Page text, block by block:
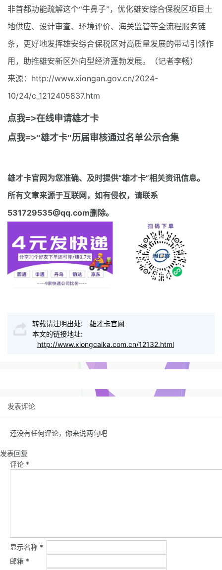
非首都功能疏解这个“牛鼻子”，优化雄安综合保税区项目土
地供应、设计审查、环境评价、海关监管等全流程服务链
条，更好地发挥雄安综合保税区对高质量发展的带动引领作
用，助推雄安新区外向型经济蓬勃发展。（记者李畅）
来源：http://www.xiongan.gov.cn/2024-
10/24/c_1212405837.htm
点我=>在线申请雄才卡
点我=>"雄才卡"历届审核通过名单公示合集
雄才卡官网为您准确、及时提供“雄才卡”相关资讯信息。
所有文章来源于互联网，如有侵权，请联系
531729535@qq.com删除。
转载请注明出处:
雄才卡官网
本文的链接地址:
http://www.xiongcaika.com.cn/12132.html
发表评论
还没有任何评论，你来说两句吧
发表回复
评论 *
显示名称 *
邮箱 *